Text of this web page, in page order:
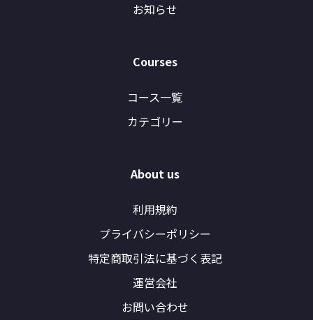
お知らせ
Courses
コース一覧
カテゴリー
About us
利用規約
プライバシーポリシー
特定商取引法に基づく表記
運営会社
お問い合わせ